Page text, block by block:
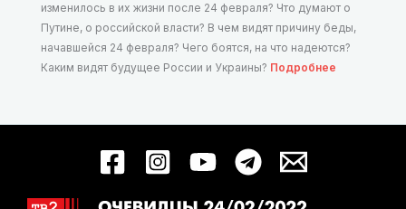
изменилось в их жизни после 24 февраля? Что думают о
Путине, о российской власти? В чем видят причину беды,
начавшейся 24 февраля? Чего боятся, на что надеются?
Каким видят будущее России и Украины? Подробнее